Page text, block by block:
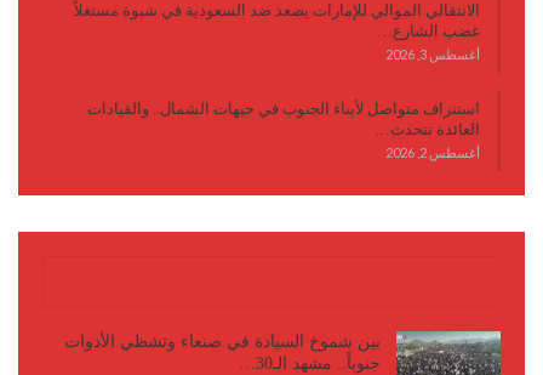
الانتقالي الموالي للإمارات يصعد ضد السعودية في شبوة مستغلاً
غضب الشارع…
أغسطس 3, 2026
استنزاف متواصل لأبناء الجنوب في جبهات الشمال.. والقيادات
العائدة تتحدث…
أغسطس 2, 2026
بين شموخ السيادة في صنعاء وتشظي الأدوات
جنوباً.. مشهد الـ30…